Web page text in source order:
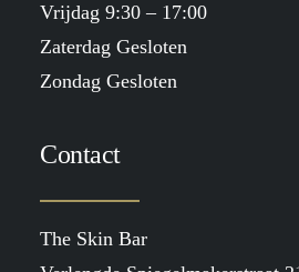
Vrijdag 9:30 – 17:00
Zaterdag Gesloten
Zondag Gesloten
Contact
The Skin Bar